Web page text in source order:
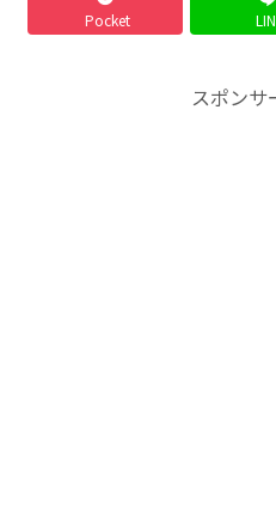
Pocket
スポンサ